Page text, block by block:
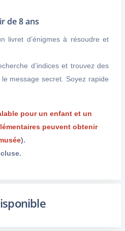
de 8 ans
livret d’énigmes à résoudre et
d’indices et trouvez des
message secret. Soyez rapide
pour un enfant et un
peuvent obtenir
).